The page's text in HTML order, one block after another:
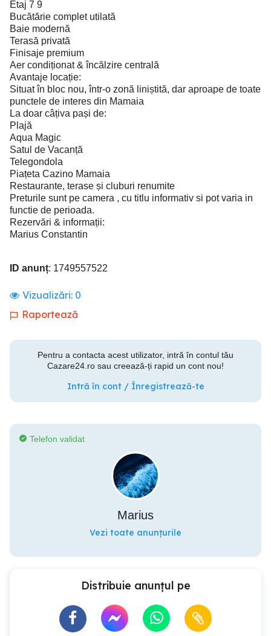
Etaj 7 9
Bucătărie complet utilată
Baie modernă
Terasă privată
Finisaje premium
Aer condiționat & încălzire centrală
Avantaje locație:
Situat în bloc nou, într-o zonă liniștită, dar aproape de toate
punctele de interes din Mamaia
La doar câțiva pași de:
Plajă
Aqua Magic
Satul de Vacanță
Telegondola
Piațeta Cazino Mamaia
Restaurante, terase și cluburi renumite
Preturile sunt pe camera , cu titlu informativ si pot varia in
functie de perioada.
Rezervări & informații:
Marius Constantin
ID anunț: 1749557522
Vizualizări: 0
Raportează
Pentru a contacta acest utilizator, intră în contul tău
Cazare24.ro sau creează-ți rapid un cont nou!
Intră în cont / Înregistrează-te
Telefon validat
Marius
Vezi toate anunțurile
Distribuie anunțul pe